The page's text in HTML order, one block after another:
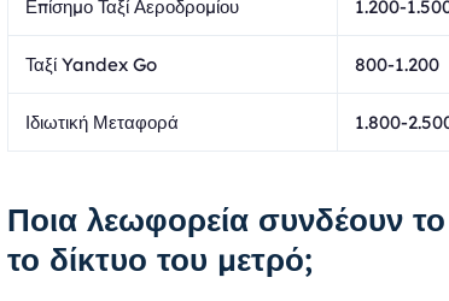
Επίσημο Ταξί Αεροδρομίου 1.200-
Ταξί Yandex Go 800-1.200
Ιδιωτική Μεταφορά 1.800-
Ποια λεωφορεία συνδέουν
το δίκτυο του μετρό;